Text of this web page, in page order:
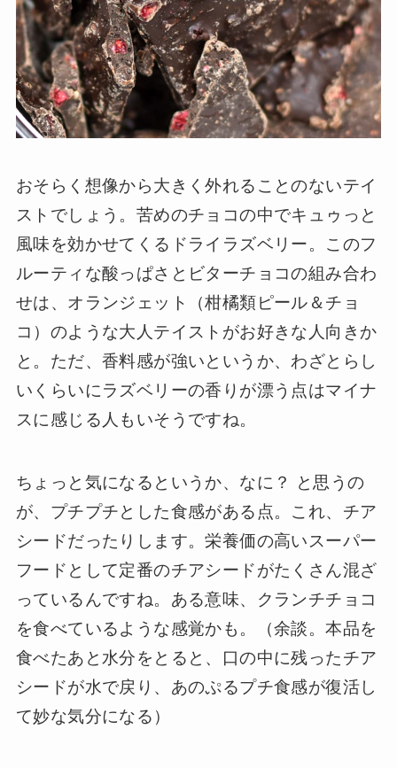
おそらく想像から大きく外れることのないテイ
ストでしょう。苦めのチョコの中でキュゥっと
風味を効かせてくるドライラズベリー。このフ
ルーティな酸っぱさとビターチョコの組み合わ
せは、オランジェット（柑橘類ピール＆チョ
コ）のような大人テイストがお好きな人向きか
と。ただ、香料感が強いというか、わざとらし
いくらいにラズベリーの香りが漂う点はマイナ
スに感じる人もいそうですね。
ちょっと気になるというか、なに？ と思うの
が、プチプチとした食感がある点。これ、チア
シードだったりします。栄養価の高いスーパー
フードとして定番のチアシードがたくさん混ざ
っているんですね。ある意味、クランチチョコ
を食べているような感覚かも。（余談。本品を
食べたあと水分をとると、口の中に残ったチア
シードが水で戻り、あのぷるプチ食感が復活し
て妙な気分になる）